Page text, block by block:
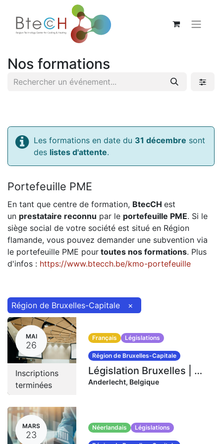
Nos formations
Les formations en date du 31 décembre sont
des listes d'attente.
Portefeuille PME
En tant que centre de formation, BtecCH est
un prestataire reconnu par le portefeuille PME. Si le
siège social de votre société est situé en Région
flamande, vous pouvez demander une subvention via
le portefeuille PME pour toutes nos formations. Plus
d'infos : https://www.btecch.be/kmo-portefeuille
Région de Bruxelles-Capitale ×
MAI
26
Inscriptions
terminées
Français Législations
Région de Bruxelles-Capitale
Législation Bruxelles | 26-27-28 mai 2026 (20 heures)
Anderlecht, Belgique
MARS
23
Néerlandais Législations